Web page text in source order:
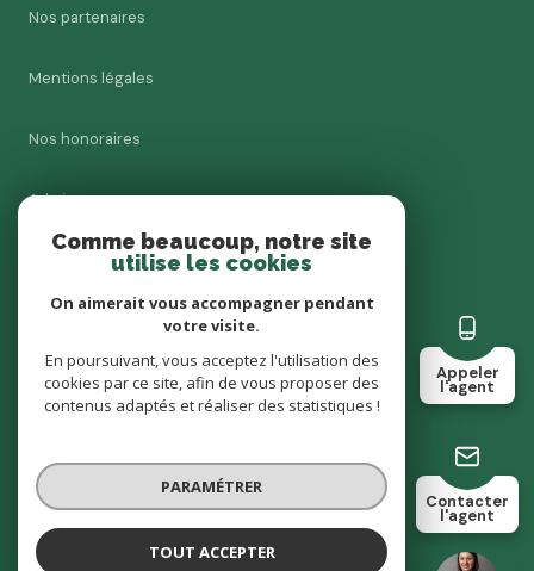
Appeler
l'agent
Contacter
l'agent
Nos partenaires
Mentions légales
Nos honoraires
Admin
Charte RGPD
Cookies
© 2026 | Tous droits réservés
Réalisé par
Comme beaucoup, notre site
utilise les cookies
On aimerait vous accompagner pendant
votre visite.
En poursuivant, vous acceptez l'utilisation des
cookies par ce site, afin de vous proposer des
contenus adaptés et réaliser des statistiques !
PARAMÉTRER
TOUT ACCEPTER